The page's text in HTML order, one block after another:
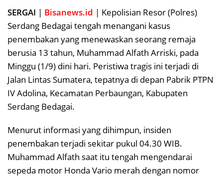
SERGAI | Bisanews.id | Kepolisian Resor (Polres)
Serdang Bedagai tengah menangani kasus
penembakan yang menewaskan seorang remaja
berusia 13 tahun, Muhammad Alfath Arriski, pada
Minggu (1/9) dini hari. Peristiwa tragis ini terjadi di
Jalan Lintas Sumatera, tepatnya di depan Pabrik PTPN
IV Adolina, Kecamatan Perbaungan, Kabupaten
Serdang Bedagai.
Menurut informasi yang dihimpun, insiden
penembakan terjadi sekitar pukul 04.30 WIB.
Muhammad Alfath saat itu tengah mengendarai
sepeda motor Honda Vario merah dengan nomor